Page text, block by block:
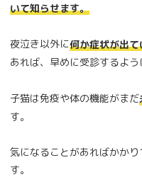
いて知らせます。
夜泣き以外に何か症状が出
あれば、早めに受診するよう
子猫は免疫や体の機能がまだ
す。
気になることがあればかか
す。